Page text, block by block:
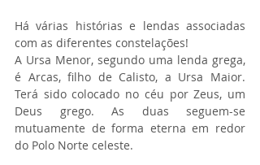
Há várias histórias e lendas associadas
com as diferentes constelações!
A Ursa Menor, segundo uma lenda grega,
é Arcas, filho de Calisto, a Ursa Maior.
Terá sido colocado no céu por Zeus, um
Deus grego. As duas seguem-se
mutuamente de forma eterna em redor
do Polo Norte celeste.